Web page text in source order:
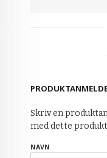
Skriv en
med dette
NAVN